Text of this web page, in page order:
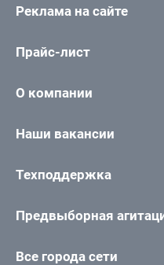
Реклама на сайте
Прайс-лист
О компании
Наши вакансии
Техподдержка
Предвыборная
Все города сети